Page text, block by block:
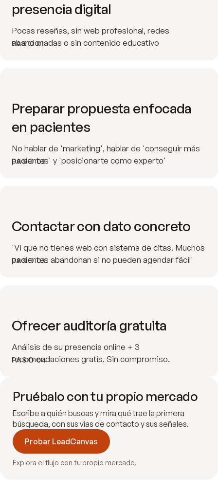
PASO 01
presencia digital
Pocas reseñas, sin web profesional, redes
abandonadas o sin contenido educativo
PASO 02
Preparar propuesta enfocada
en pacientes
No hablar de 'marketing', hablar de 'conseguir más
pacientes' y 'posicionarte como experto'
PASO 03
Contactar con dato concreto
'Vi que no tienes web con sistema de citas. Muchos
pacientes abandonan si no pueden agendar fácil'
PASO 04
Ofrecer auditoría gratuita
Análisis de su presencia online + 3
recomendaciones gratis. Sin compromiso.
Pruébalo con tu propio mercado
Escribe a quién buscas y mira qué trae la primera
búsqueda, con sus vías de contacto y sus señales.
Probar LeadCanvas
Explora el flujo con tu propio mercado.